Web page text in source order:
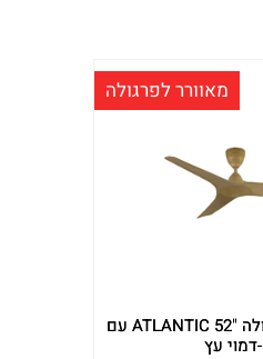
מאוורר לפרגולה
מאוורר תקרה לפרגולה "ATLANTIC 52 עם
עץ